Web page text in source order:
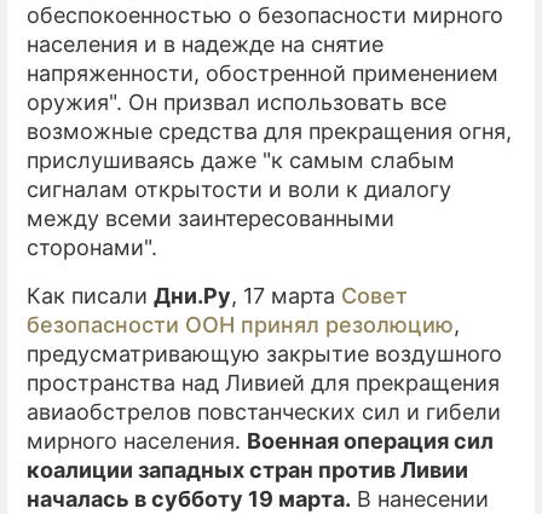
обеспокоенностью о безопасности мирного
населения и в надежде на снятие
напряженности, обостренной применением
оружия". Он призвал использовать все
возможные средства для прекращения огня,
прислушиваясь даже "к самым слабым
сигналам открытости и воли к диалогу
между всеми заинтересованными
сторонами".
Как писали Дни.Ру, 17 марта Совет
безопасности ООН принял резолюцию,
предусматривающую закрытие воздушного
пространства над Ливией для прекращения
авиаобстрелов повстанческих сил и гибели
мирного населения. Военная операция сил
коалиции западных стран против Ливии
началась в субботу 19 марта. В нанесении